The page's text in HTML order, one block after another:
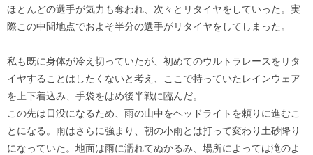
ほとんどの選手が気力も奪われ、次々とリタイヤをしていった。実
際この中間地点でおよそ半分の選手がリタイヤをしてしまった。
私も既に身体が冷え切っていたが、初めてのウルトラレースをリタ
イヤすることはしたくないと考え、ここで持っていたレインウェア
を上下着込み、手袋をはめ後半戦に臨んだ。
この先は日没になるため、雨の山中をヘッドライトを頼りに進むこ
とになる。雨はさらに強まり、朝の小雨とは打って変わり土砂降り
になっていた。地面は雨に濡れてぬかるみ、場所によっては滝のよ